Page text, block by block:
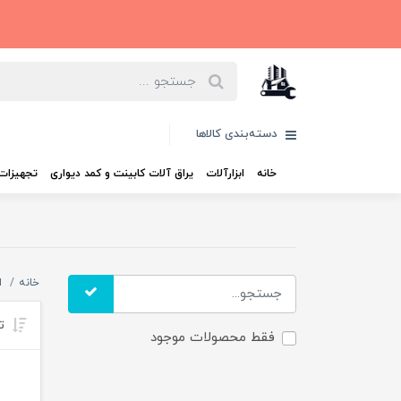
دسته‌بندی کالاها
خانه ابزارآلات یراق آلات کابینت و کمد دیواری
فقط محصولات موجود
خانه